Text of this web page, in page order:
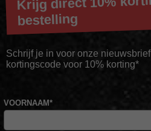
bestelling
Schrijf je in voor onze
kortingscode voor 10% korting*
VOORNAAM*